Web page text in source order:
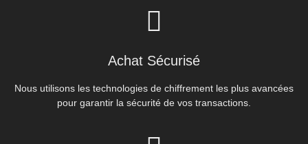
Achat Sécurisé
Nous utilisons les technologies de chiffrement les plus avancées
pour garantir la sécurité de vos transactions.